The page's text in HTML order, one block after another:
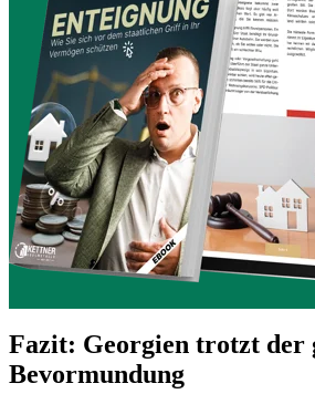
Fazit: Georgien trotzt der
Bevormundung